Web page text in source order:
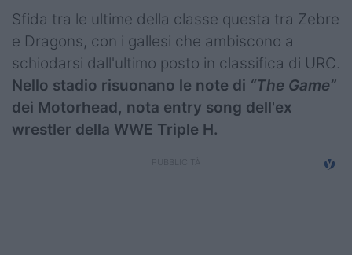
Rugby World Cup
Super Rugby
Rugby in TV
Mercato
Sfida tra le ultime della classe questa tra Zebre
e Dragons, con i gallesi che ambiscono a
schiodarsi dall'ultimo posto in classifica di URC.
Nello stadio risuonano le note di “The Game”
dei Motorhead, nota entry song dell'ex
wrestler della WWE Triple H.